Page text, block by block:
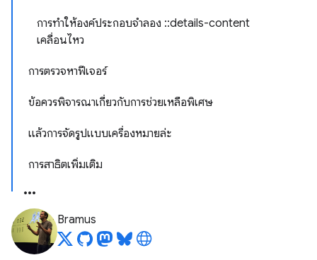
การทำให้องค์ประกอบจำลอง ::details-content
เคลื่อนไหว
การตรวจหาฟีเจอร์
ข้อควรพิจารณาเกี่ยวกับการช่วยเหลือพิเศษ
แล้วการจัดรูปแบบเครื่องหมายล่ะ
การสาธิตเพิ่มเติม
Bramus